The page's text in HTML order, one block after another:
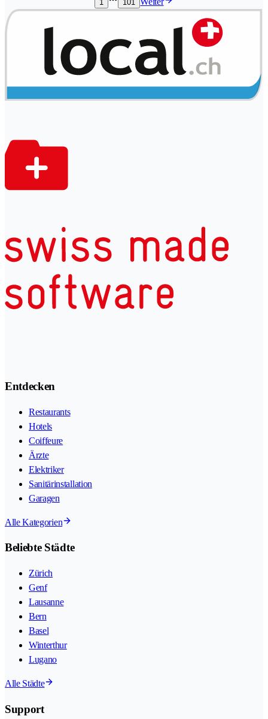
1 101
Entdecken
Restaurants
Hotels
Coiffeure
Ärzte
Elektriker
Sanitärinstallation
Garagen
Alle Kategorien
Beliebte Städte
Zürich
Genf
Lausanne
Bern
Basel
Winterthur
Lugano
Alle Städte
Support